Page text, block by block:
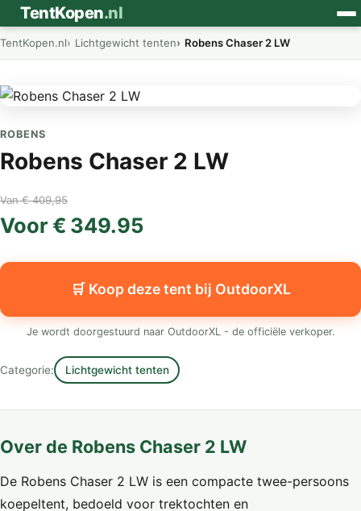
TentKopen.nl
TentKopen.nl Lichtgewicht tenten Robens Chaser 2 LW
ROBENS
Robens Chaser 2 LW
Van € 409,95
Voor € 349.95
🛒 Koop deze tent bij OutdoorXL
Je wordt doorgestuurd naar OutdoorXL - de officiële verkoper.
Categorie: Lichtgewicht tenten
Over de Robens Chaser 2 LW
De Robens Chaser 2 LW is een compacte twee-persoons
koepeltent, bedoeld voor trektochten en